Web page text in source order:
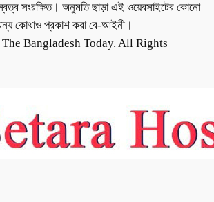
সংরক্ষিত। অনুমতি ছাড়া এই ওয়েবসাইটের কোনো
কোথাও প্রকাশ করা বে-আইনী।
Bangladesh Today. All Rights